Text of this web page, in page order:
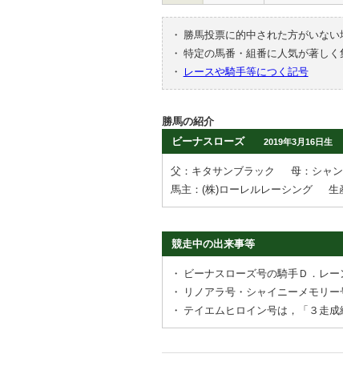
・ 勝馬投票に的中された方がいな
・ 特定の馬番・組番に人気が著しく
・
レースや騎手等につく記号
勝馬の紹介
ビーナスローズ
2019年3月16日生
父：キタサンブラック
母：シャ
馬主：(株)ローレルレーシング
生
競走中の出来事等
・
ビーナスローズ号の騎手Ｄ．レ
・
リノアラ号・シャイニーメモリ
・ テイエムヒロイン号は，「３走